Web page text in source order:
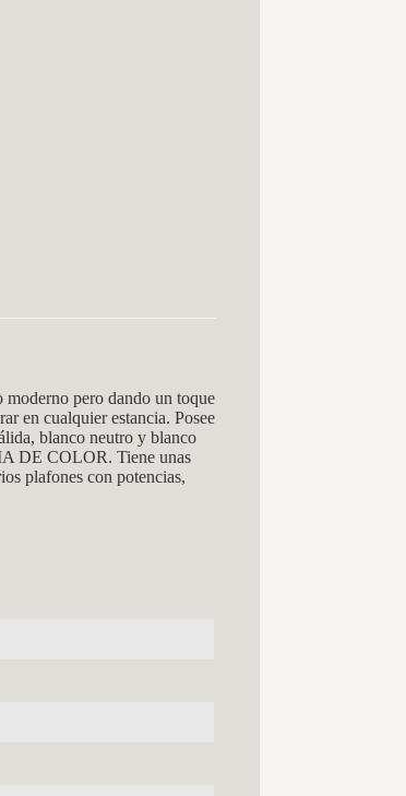
pero dando un toque
en cualquier estancia. Posee
blanco neutro y blanco
DE COLOR. Tiene unas
plafones con potencias,